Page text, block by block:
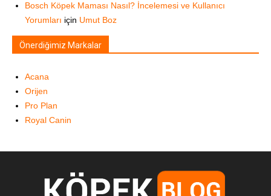
Bosch Köpek Maması Nasıl? İncelemesi ve Kullanıcı
Yorumları için Umut Boz
Önerdiğimiz Markalar
Acana
Orijen
Pro Plan
Royal Canin